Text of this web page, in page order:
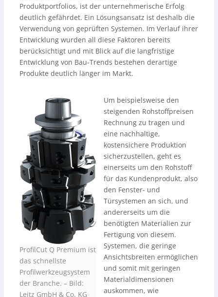
Produktportfolios, ist der unternehmerische Erfolg
deutlich gefährdet. Ein Lösungsansatz ist deshalb die
Verwendung von geprüften Systemen. Im Verlauf ihrer
Entwicklung wurden all diese Faktoren bereits
berücksichtigt und mit Blick auf die langfristige
Entwicklung von Bau-Trends bestehen derartige
Produkte deutlich länger im Markt.
ProfilCut Q Premium ist
das schnellste
Profilwerkzeugsystem
der Branche. – Bild:
Leitz GmbH & Co. KG
Um beispielsweise den
steigenden Rohstoffpreisen
Rechnung zu tragen und
eine nachhaltige,
kostensichere Produktion
sicherzustellen, geht es
einerseits um den Rohstoff
für das Kundenprodukt, also
den Fenster- und
Türsystemen an sich, und
andererseits um die
benötigten Materialien zur
Fertigung von diesem.
Systemen, die geringe
Ansichtsbreiten ermöglichen
und somit mit geringen
Materialdimensionen
auskommen, wie